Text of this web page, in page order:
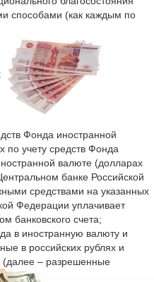
способами (как каждым по
Фонда иностранной
по учету средств Фонда
валюте (долларах
банке Российской
средствами на указанных
Федерации уплачивает
банковского счета;
в иностранную валюту и
в российских рублях и
(далее – разрешенные